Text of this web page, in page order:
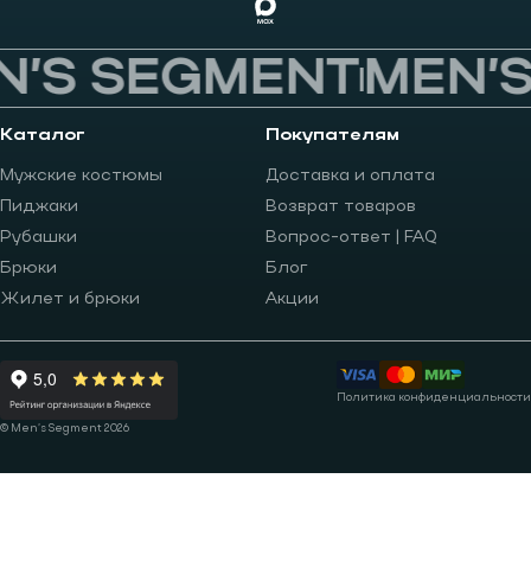
SEGMENTMEN’S
Каталог
Мужские костюмы
Пиджаки
Рубашки
Брюки
Жилет и брюки
Покупателям
Доставка и оплата
Возврат товаров
Вопрос-ответ | FAQ
Блог
Акции
© Men’s Segment 2026
Политика конфиденциальности